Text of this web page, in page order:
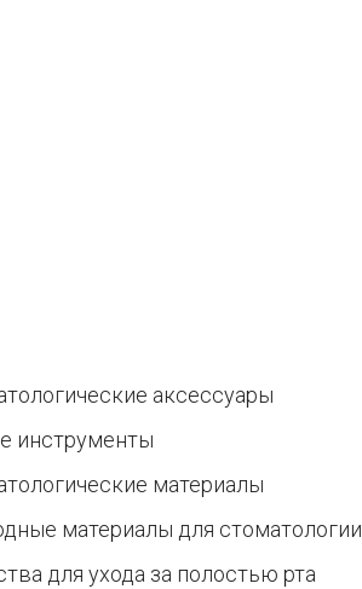
аксессуары
инструменты
материалы
материалы для стоматологии
для ухода за полостью рта